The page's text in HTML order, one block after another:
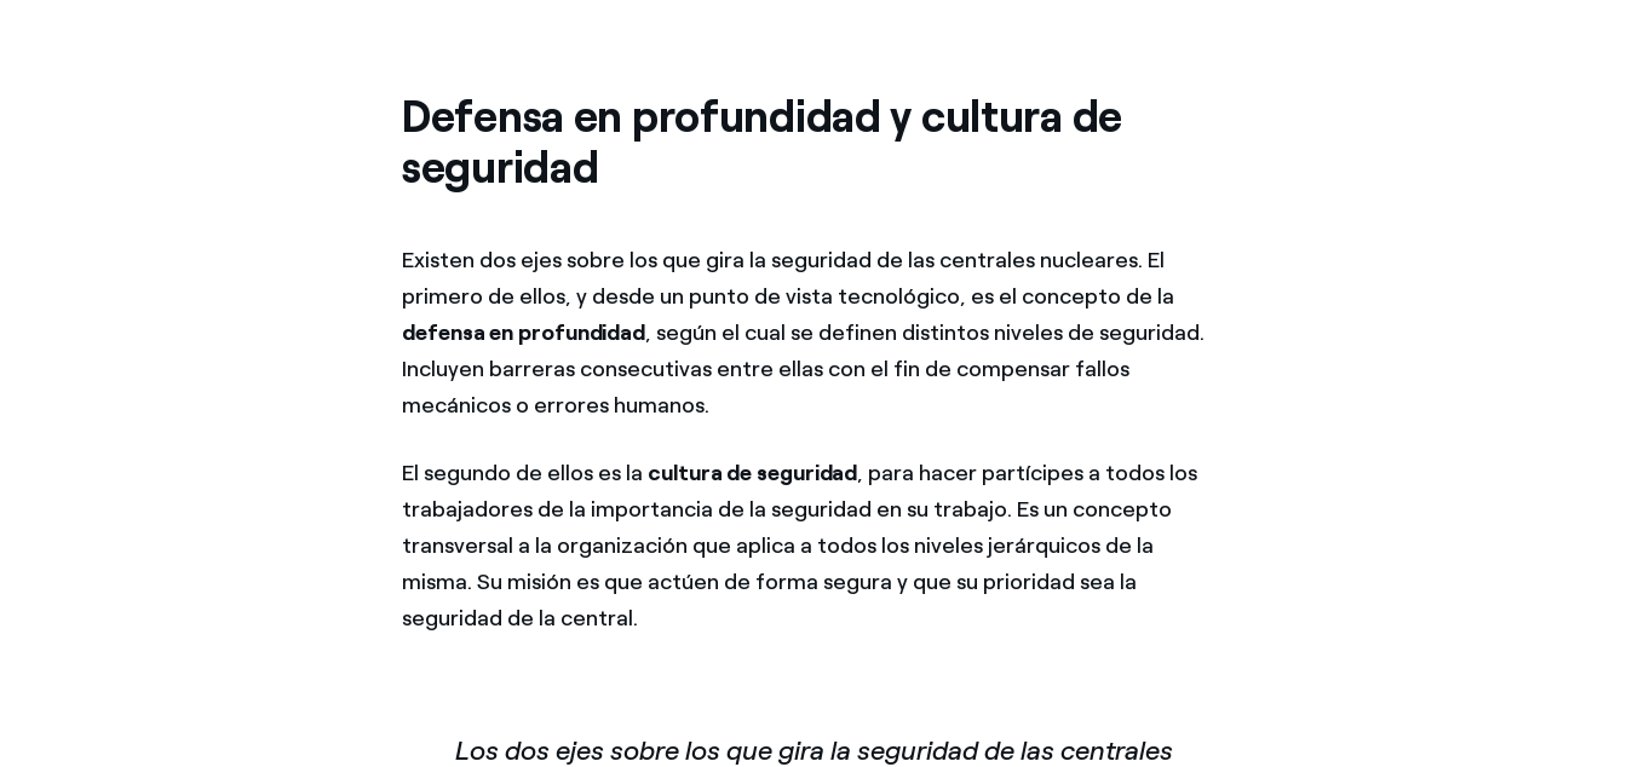
Defensa en profundidad y cultura de
seguridad
Existen dos ejes sobre los que gira la seguridad de las centrales nucleares. El
primero de ellos, y desde un punto de vista tecnológico, es el concepto de la
defensa en profundidad, según el cual se definen distintos niveles de seguridad.
Incluyen barreras consecutivas entre ellas con el fin de compensar fallos
mecánicos o errores humanos.
El segundo de ellos es la cultura de seguridad, para hacer partícipes a todos los
trabajadores de la importancia de la seguridad en su trabajo. Es un concepto
transversal a la organización que aplica a todos los niveles jerárquicos de la
misma. Su misión es que actúen de forma segura y que su prioridad sea la
seguridad de la central.
Los dos ejes sobre los que gira la seguridad de las centrales